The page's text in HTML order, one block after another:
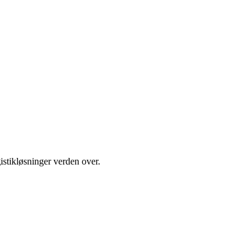
verden over.